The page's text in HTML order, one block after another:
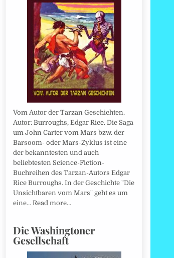
Vom Autor der Tarzan Geschichten.
Autor: Burroughs, Edgar Rice. Die Saga
um John Carter vom Mars bzw. der
Barsoom- oder Mars-Zyklus ist eine
der bekanntesten und auch
beliebtesten Science-Fiction-
Buchreihen des Tarzan-Autors Edgar
Rice Burroughs. In der Geschichte "Die
Unsichtbaren vom Mars" geht es um
eine… Read more…
Die Washingtoner
Gesellschaft